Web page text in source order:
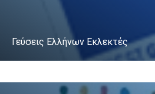
Γεύσεις Ελλήνων Εκλεκτές